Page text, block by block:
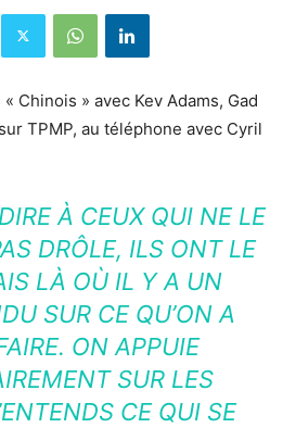
Chinois » avec Kev Adams, Gad
TPMP, au téléphone avec Cyril
À CEUX QUI NE LE
DRÔLE, ILS ONT LE
LÀ OÙ IL Y A UN
SUR CE QU’ON A
ON APPUIE
SUR LES
CE QUI SE